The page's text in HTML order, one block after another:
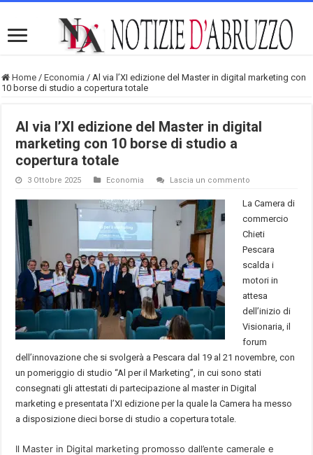
Home / Economia / Al via l’XI edizione del Master in digital marketing con
10 borse di studio a copertura totale
Al via l’XI edizione del Master in digital
marketing con 10 borse di studio a
copertura totale
3 Ottobre 2025 Economia Lascia un commento
La Camera di
commercio
Chieti
Pescara
scalda i
motori in
attesa
dell’inizio di
Visionaria, il
forum
dell’innovazione che si svolgerà a Pescara dal 19 al 21 novembre, con
un pomeriggio di studio “Al per il Marketing”, in cui sono stati
consegnati gli attestati di partecipazione al master in Digital
marketing e presentata l’XI edizione per la quale la Camera ha messo
a disposizione dieci borse di studio a copertura totale.
Il Master in Digital marketing promosso dall’ente camerale e